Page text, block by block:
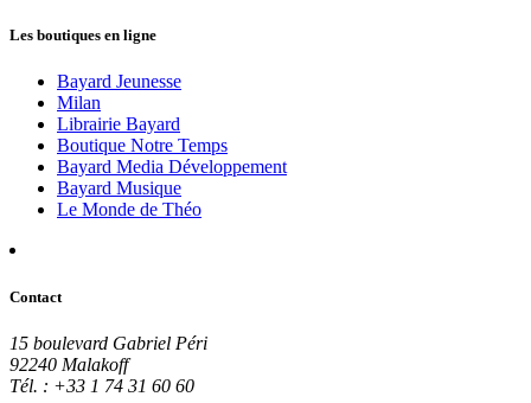
Les boutiques en ligne
Bayard Jeunesse
Milan
Librairie Bayard
Boutique Notre Temps
Bayard Media Développement
Bayard Musique
Le Monde de Théo
Contact
15 boulevard Gabriel Péri
92240 Malakoff
Tél. : +33 1 74 31 60 60